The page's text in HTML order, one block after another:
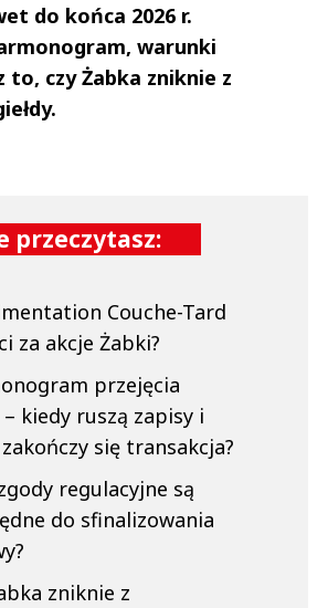
do końca 2026 r.
warunki
czy Żabka zniknie z
przeczytasz:
Couche-Tard
za akcje Żabki?
przejęcia
kiedy ruszą zapisy i
się transakcja?
regulacyjne są
do sfinalizowania
zniknie z